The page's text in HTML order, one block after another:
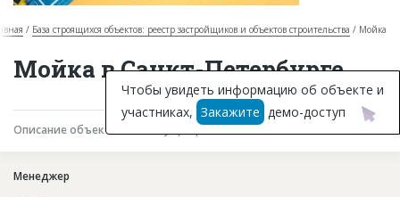
Горячие объекты
База строящихся объектов
Инвестпроекты
Глоссарий
База строящихся объектов: реестр застройщиков и объектов строительства Мойка
Мойка в Санкт-Петербурге
Описание объекта Текущая работа
Менеджер
Чтобы увидеть информацию об объекте и
участниках, Закажите демо-доступ